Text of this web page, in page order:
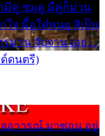
ามีคู่ ซมดู มีคู่ก็ม่วน
ใจ มื้อใด๋หนอ สิเป็น
รมาน จับจาน เอย…
ด์ดนตรี)
จอาวรณ์ มาซ่อน อยู่